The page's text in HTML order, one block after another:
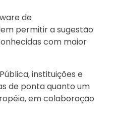
de
permitir a sugestão
com maior
instituições e
de ponta quanto um
em colaboração